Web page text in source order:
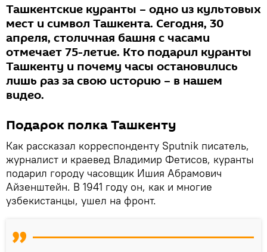
Ташкентские куранты – одно из культовых
мест и символ Ташкента. Сегодня, 30
апреля, столичная башня с часами
отмечает 75-летие. Кто подарил куранты
Ташкенту и почему часы остановились
лишь раз за свою историю – в нашем
видео.
Подарок полка Ташкенту
Как рассказал корреспонденту Sputnik писатель,
журналист и краевед Владимир Фетисов, куранты
подарил городу часовщик Ишия Абрамович
Айзенштейн. В 1941 году он, как и многие
узбекистанцы, ушел на фронт.